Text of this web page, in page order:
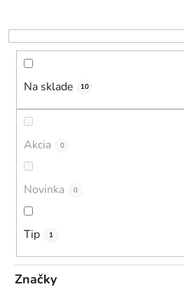
r
o
Na sklade 10
Akcia 0
Novinka 0
Tip 1
Značky